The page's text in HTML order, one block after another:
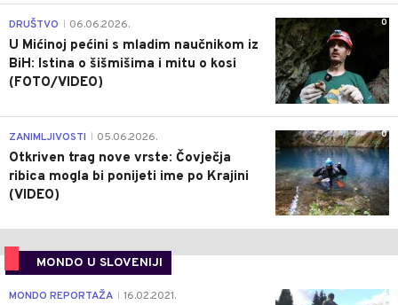
0
DRUŠTVO 06.06.2026.
U Mićinoj pećini s mladim naučnikom iz
BiH: Istina o šišmišima i mitu o kosi
(FOTO/VIDEO)
0
ZANIMLJIVOSTI 05.06.2026.
Otkriven trag nove vrste: Čovječja
ribica mogla bi ponijeti ime po Krajini
(VIDEO)
MONDO U SLOVENIJI
4
MONDO REPORTAŽA 16.02.2021.